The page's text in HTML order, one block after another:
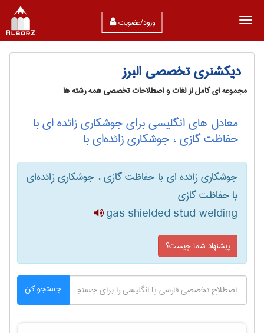
ورود/عضویت
دیکشنری تخصصی البرز
مجموعه ای کامل از لغات و اصطلاحات تخصصی همه رشته ها
معادل های انگلیسی برای جوشکاری زائده ای با
حفاظت گازی ، جوشکاری زائده‌ای با
جوشکاری زائده ای با حفاظت گازی ، جوشکاری زائده‌ای
با حفاظت گازی
gas shielded stud welding
پیشنهاد شما چیست؟
جستجو کن